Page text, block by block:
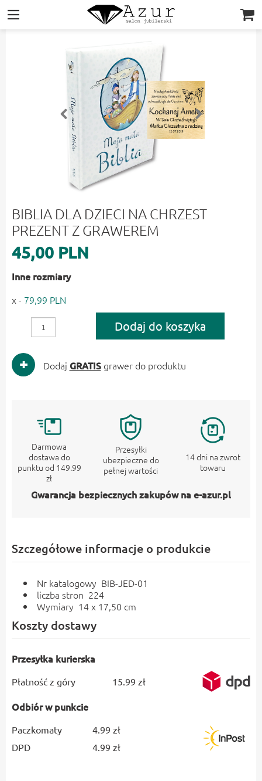
|||
BIBLIA DLA DZIECI NA CHRZEST
PREZENT Z GRAWEREM
45,00 PLN
Inne rozmiary
x - 79,99 PLN
Dodaj do koszyka
Dodaj GRATISgrawer do produktu
Darmowa
dostawa do
punktu od 149.99
zł
Przesyłki
ubezpieczne do
pełnej wartości
14 dni na zwrot
towaru
Gwarancja bezpiecznych zakupów na e-azur.pl
Szczegółowe informacje o produkcie
Nr katalogowy BIB-JED-01
liczba stron 224
Wymiary 14 x 17,50 cm
Koszty dostawy
Przesyłka kurierska
Płatność z góry 15.99 zł
Odbiór w punkcie
Paczkomaty
4.99 zł
DPD
4.99 zł